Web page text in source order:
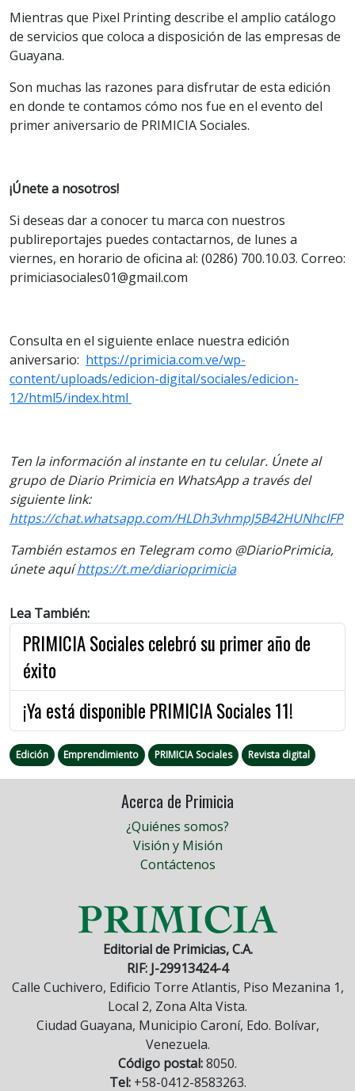
Mientras que Pixel Printing describe el amplio catálogo
de servicios que coloca a disposición de las empresas de
Guayana.
Son muchas las razones para disfrutar de esta edición
en donde te contamos cómo nos fue en el evento del
primer aniversario de PRIMICIA Sociales.
¡Únete a nosotros!
Si deseas dar a conocer tu marca con nuestros
publireportajes puedes contactarnos, de lunes a
viernes, en horario de oficina al: (0286) 700.10.03. Correo:
primiciasociales01@gmail.com
Consulta en el siguiente enlace nuestra edición
aniversario: https://primicia.com.ve/wp-
content/uploads/edicion-digital/sociales/edicion-
12/html5/index.html
Ten la información al instante en tu celular. Únete al
grupo de Diario Primicia en WhatsApp a través del
siguiente link:
https://chat.whatsapp.com/HLDh3vhmpJ5B42HUNhcIFP
También estamos en Telegram como @DiarioPrimicia,
únete aquíhttps://t.me/diarioprimicia
Lea También:
PRIMICIA Sociales celebró su primer año de
éxito
¡Ya está disponible PRIMICIA Sociales 11!
Edición Emprendimiento PRIMICIA Sociales Revista digital
Acerca de Primicia
¿Quiénes somos?
Visión y Misión
Contáctenos
Editorial de Primicias, C.A.
RIF: J-29913424-4
Calle Cuchivero, Edificio Torre Atlantis, Piso Mezanina 1,
Local 2, Zona Alta Vista.
Ciudad Guayana, Municipio Caroní, Edo. Bolívar,
Venezuela.
Código postal:8050.
Tel:+58-0412-8583263.